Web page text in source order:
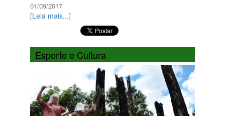
01/09/2017
[Leia mais...]
Esporte e Cultura